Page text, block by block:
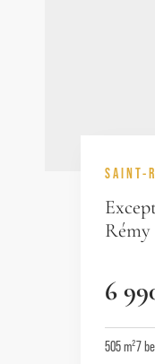
SAINT-
Rémy
6
505 m²7